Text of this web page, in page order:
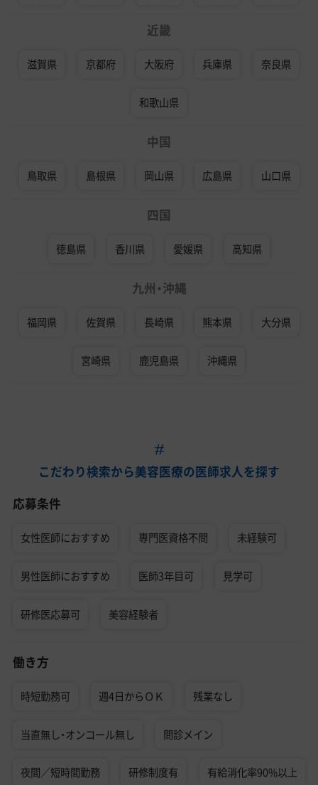
近畿
滋賀県 京都府 大阪府 兵庫県 奈良県
和歌山県
中国
鳥取県 島根県 岡山県 広島県 山口県
四国
徳島県 香川県 愛媛県 高知県
九州・沖縄
福岡県 佐賀県 長崎県 熊本県 大分県
宮崎県 鹿児島県 沖縄県
こだわり検索から美容医療の医師求人を探す
応募条件
女性医師におすすめ 専門医資格不問 未経験可
男性医師におすすめ 医師3年目可 見学可
研修医応募可 美容経験者
働き方
時短勤務可 週4日からＯＫ 残業なし
当直無し・オンコール無し 問診メイン
夜間／短時間勤務 研修制度有 有給消化率90%以上